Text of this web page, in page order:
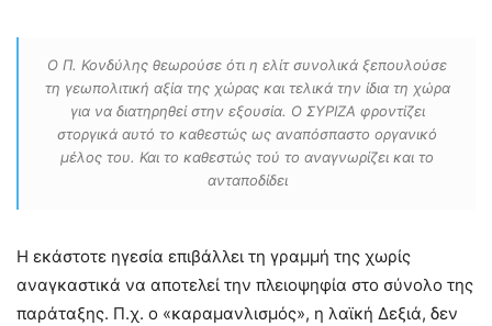
Ο Π. Κονδύλης θεωρούσε ότι η ελίτ συνολικά ξεπουλούσε
τη γεωπολιτική αξία της χώρας και τελικά την ίδια τη χώρα
για να διατηρηθεί στην εξουσία. Ο ΣΥΡΙΖΑ φροντίζει
στοργικά αυτό το καθεστώς ως αναπόσπαστο οργανικό
μέλος του. Και το καθεστώς τού το αναγνωρίζει και το
ανταποδίδει
Η εκάστοτε ηγεσία επιβάλλει τη γραμμή της χωρίς
αναγκαστικά να αποτελεί την πλειοψηφία στο σύνολο της
παράταξης. Π.χ. ο «καραμανλισμός», η λαϊκή Δεξιά, δεν